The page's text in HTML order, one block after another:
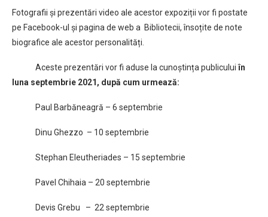
Fotografii și prezentări video ale acestor expoziții vor fi postate
pe Facebook-ul și pagina de web a Bibliotecii, însoțite de note
biografice ale acestor personalități.
Aceste prezentări vor fi aduse la cunoștința publiculuiîn
luna septembrie 2021, după cum urmează:
Paul Barbăneagră – 6 septembrie
Dinu Ghezzo – 10 septembrie
Stephan Eleutheriades – 15 septembrie
Pavel Chihaia – 20 septembrie
Devis Grebu – 22 septembrie